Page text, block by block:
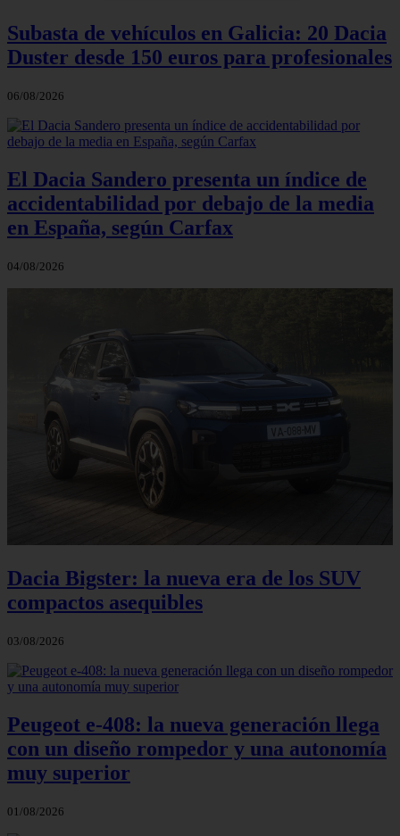
Subasta de vehículos en Galicia: 20 Dacia
Duster desde 150 euros para profesionales
06/08/2026
El Dacia Sandero presenta un índice de
accidentabilidad por debajo de la media
en España, según Carfax
04/08/2026
Dacia Bigster: la nueva era de los SUV
compactos asequibles
03/08/2026
Peugeot e-408: la nueva generación llega
con un diseño rompedor y una autonomía
muy superior
01/08/2026